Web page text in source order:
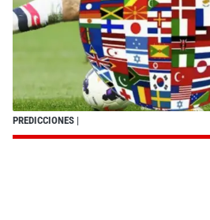
PREDICCIONES |